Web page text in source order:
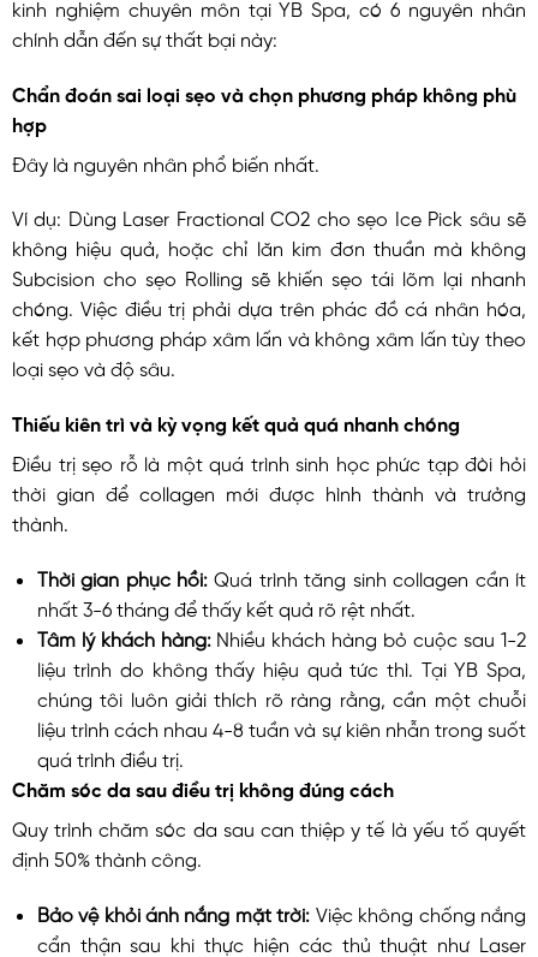
kinh nghiệm chuyên môn tại YB Spa, có 6 nguyên nhân
chính dẫn đến sự thất bại này:
Chẩn đoán sai loại sẹo và chọn phương pháp không phù
hợp
Đây là nguyên nhân phổ biến nhất.
Ví dụ: Dùng Laser Fractional CO2 cho sẹo Ice Pick sâu sẽ
không hiệu quả, hoặc chỉ lăn kim đơn thuần mà không
Subcision cho sẹo Rolling sẽ khiến sẹo tái lõm lại nhanh
chóng. Việc điều trị phải dựa trên phác đồ cá nhân hóa,
kết hợp phương pháp xâm lấn và không xâm lấn tùy theo
loại sẹo và độ sâu.
Thiếu kiên trì và kỳ vọng kết quả quá nhanh chóng
Điều trị sẹo rỗ là một quá trình sinh học phức tạp đòi hỏi
thời gian để collagen mới được hình thành và trưởng
thành.
Thời gian phục hồi:Quá trình tăng sinh collagen cần ít
nhất 3-6 tháng để thấy kết quả rõ rệt nhất.
Tâm lý khách hàng: Nhiều khách hàng bỏ cuộc sau 1-2
liệu trình do không thấy hiệu quả tức thì. Tại YB Spa,
chúng tôi luôn giải thích rõ ràng rằng, cần một chuỗi
liệu trình cách nhau 4-8 tuần và sự kiên nhẫn trong suốt
quá trình điều trị.
Chăm sóc da sau điều trị không đúng cách
Quy trình chăm sóc da sau can thiệp y tế là yếu tố quyết
định 50% thành công.
Bảo vệ khỏi ánh nắng mặt trời: Việc không chống nắng
cẩn thận sau khi thực hiện các thủ thuật như Laser